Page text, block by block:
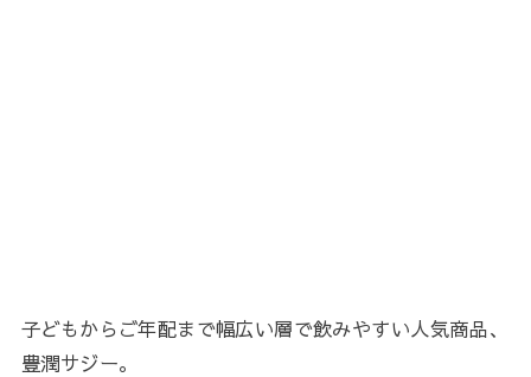
子どもからご年配まで幅広い層で飲みやすい人気商品、
豊潤サジー。